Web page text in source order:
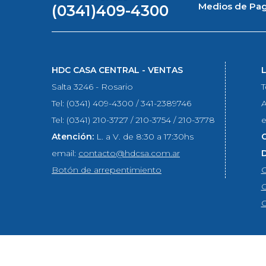
(0341)409-4300 Medios de
HDC CASA CENTRAL - VENTAS
Salta 3246 - Rosario
Tel: (0341) 409-4300 / 341-2389746
Tel: (0341) 210-3727 / 210-3754 / 210-3778
Atención: L. a V. de 8:30 a 17:30hs
email: contacto@hdcsa.com.ar
Botón de arrepentimiento